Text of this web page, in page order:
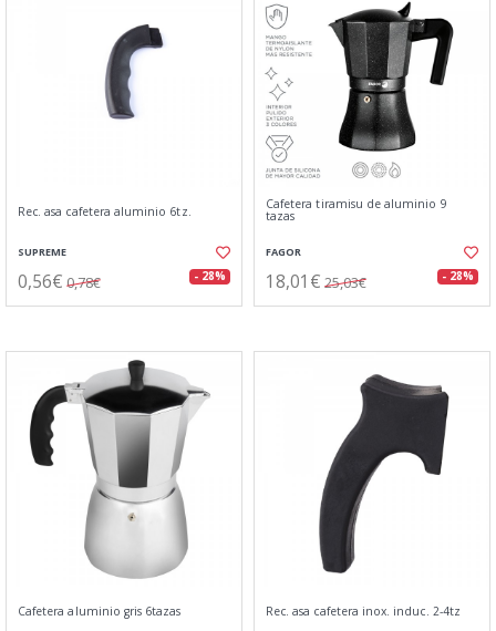
Rec. asa cafetera aluminio 6tz.
SUPREME
0,56€ 0,78€ - 28%
Cafetera tiramisu de aluminio 9
tazas
FAGOR
18,01€ 25,03€ - 28%
Cafetera aluminio gris 6tazas Rec. asa cafetera inox. induc. 2-4tz